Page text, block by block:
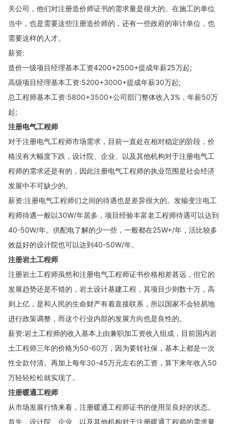
关公司，他们对注册造价师证书的需求量是很大的。在施工的单位
当中，也是需要这些注册造价师的，还有一些政府的审计单位，也
需要这样的人才。
薪资:
造价一级项目经理基本工资4200+2500+提成年薪25万起;
高级项目经理基本工资:5200+3000+提成年薪30万起;
总工程师基本工资:5800+3500+公司部门整体收入3%，年薪50万
起;
注册电气工程师
对于注册电气工程师市场需求，目前一直处在相对稳定的阶段，价
格没有大幅度下跌，设计院、企业、以及其他机构对于注册电气工
程师的需求还是有的，因此注册电气工程师的执业范围是社会经济
发展中不可缺少的。
薪资:注册电气工程师们之间的待遇也是差异很大的。发输变注电工
程师待遇一般以30W/年居多，项目经验丰富老工程师待遇可以达到
40-50W/年。供配电了解的少一些，一般都在25W+/年，活比较多
效益好的设计院也可以达到40-50W/年。
注册岩土工程师
注册岩土工程师虽然和注册电气工程师证书价格相差甚远，但它的
发展趋势还是不错的，岩土设计基建工程，其项目少则数十万，高
则上亿，是和人民的生命财产有着直接联系，所以国家不会轻易地
进行政策调整，而这个行业内部的发展方向也是良性的。
薪资:岩土工程师的收入基本上由兼职加工资收入组成，目前国内岩
土工程师三年的价格为50-60万，因为要转社保，基本上都是一次
性全款付清。再加上每年30-45万元左右的工资，算下来年收入50
万轻轻松松就实现了。
注册暖通工程师
从市场发展行情来看，注册暖通工程师证书的使用呈良好的状态。
首先，设计院、企业、以及其他机构对于注册暖通工程师的需求量